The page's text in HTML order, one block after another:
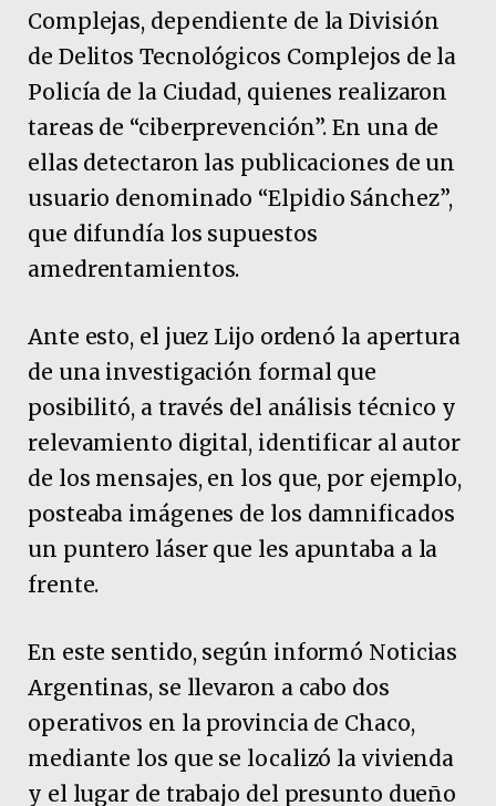
Complejas, dependiente de la División
de Delitos Tecnológicos Complejos de la
Policía de la Ciudad, quienes realizaron
tareas de “ciberprevención”. En una de
ellas detectaron las publicaciones de un
usuario denominado “Elpidio Sánchez”,
que difundía los supuestos
amedrentamientos.
Ante esto, el juez Lijo ordenó la apertura
de una investigación formal que
posibilitó, a través del análisis técnico y
relevamiento digital, identificar al autor
de los mensajes, en los que, por ejemplo,
posteaba imágenes de los damnificados
un puntero láser que les apuntaba a la
frente.
En este sentido, según informó Noticias
Argentinas, se llevaron a cabo dos
operativos en la provincia de Chaco,
mediante los que se localizó la vivienda
y el lugar de trabajo del presunto dueño